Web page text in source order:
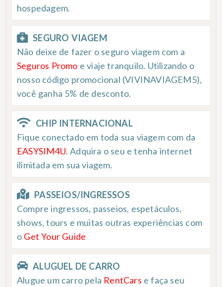
hospedagem.
SEGURO VIAGEM
Não deixe de fazer o seguro viagem com a
Seguros Promo e viaje tranquilo. Utilizando o
nosso código promocional (VIVINAVIAGEM5),
você ganha 5% de desconto.
CHIP INTERNACIONAL
Fique conectado em toda sua viagem com da
EASYSIM4U. Adquira o seu e tenha internet
ilimitada em sua viagem.
PASSEIOS/INGRESSOS
Compre ingressos, passeios, espetáculos,
shows, tours e muitas outras experiências com
o Get Your Guide
ALUGUEL DE CARRO
Alugue um carro pela RentCars e faça seu